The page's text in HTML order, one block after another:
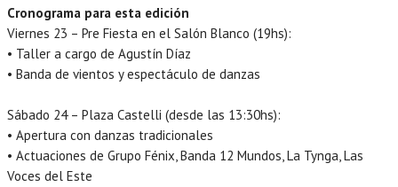
Cronograma para esta edición
Viernes 23 – Pre Fiesta en el Salón Blanco (19hs):
• Taller a cargo de Agustín Díaz
• Banda de vientos y espectáculo de danzas
Sábado 24 – Plaza Castelli (desde las 13:30hs):
• Apertura con danzas tradicionales
• Actuaciones de Grupo Fénix, Banda 12 Mundos, La Tynga, Las
Voces del Este